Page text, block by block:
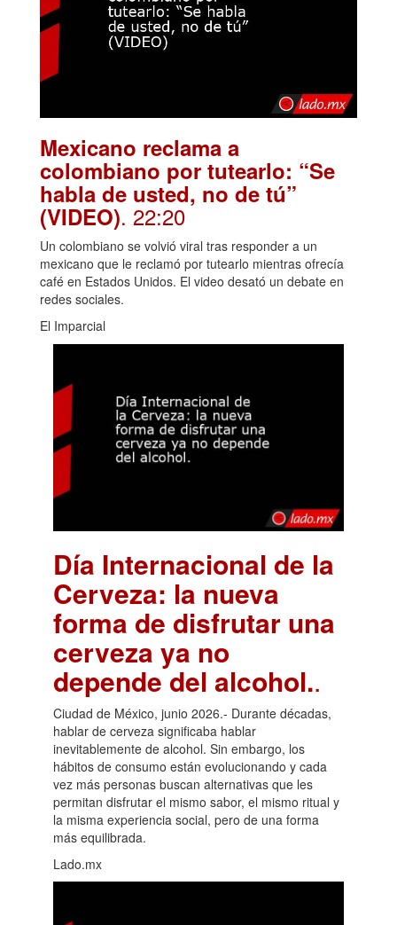
Mexicano reclama a
colombiano por tutearlo: “Se
habla de usted, no de tú”
(VIDEO). 22:20
Un colombiano se volvió viral tras responder a un
mexicano que le reclamó por tutearlo mientras ofrecía
café en Estados Unidos. El video desató un debate en
redes sociales.
El Imparcial
Día Internacional de la
Cerveza: la nueva
forma de disfrutar una
cerveza ya no
depende del alcohol..
Ciudad de México, junio 2026.- Durante décadas,
hablar de cerveza significaba hablar
inevitablemente de alcohol. Sin embargo, los
hábitos de consumo están evolucionando y cada
vez más personas buscan alternativas que les
permitan disfrutar el mismo sabor, el mismo ritual y
la misma experiencia social, pero de una forma
más equilibrada.
Lado.mx